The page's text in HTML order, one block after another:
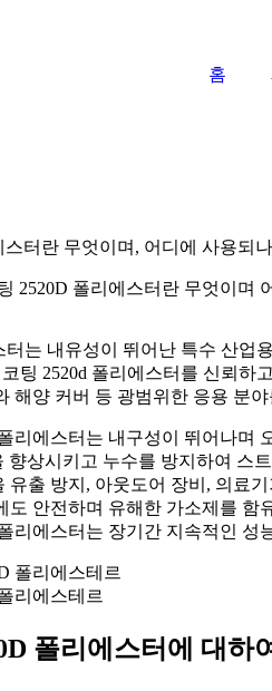
홈
터란 무엇이며, 어디에 사용되
2520D 폴리에스터란 무엇이며
터는 내유성이 뛰어난 특수 산
팅 2520d 폴리에스터를 신뢰
해양 커버 등 광범위한 응용 분
리에스터는 내구성이 뛰어나며
향상시키고 누수를 방지하여 스
유출 방지, 아웃도어 장비, 의료
도 안전하며 유해한 가소제를 함
리에스터는 장기간 지속적인
리에스테르
폴리에스터에 대하